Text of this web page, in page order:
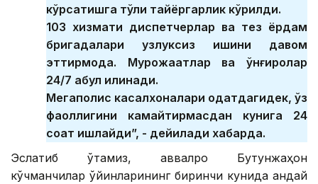
кўрсатишга тўлиқ тайёргарлик кўрилди.
103 хизмати диспетчерлар ва тез ёрдам
бригадалари узлуксиз ишини давом
эттирмоқда. Мурожаатлар ва қўнғироқлар
24/7 қабул қилинади.
Мегаполис касалхоналари одатдагидек, ўз
фаоллигини камайтирмасдан кунига 24
соат ишлайди”, - дейилади хабарда.
Эслатиб ўтамиз, аввалроқ Бутунжаҳон
кўчманчилар ўйинларининг биринчи кунида қандай